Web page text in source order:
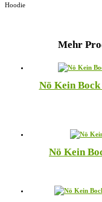
Hoodie
Mehr
Nö Kein
Nö Kein